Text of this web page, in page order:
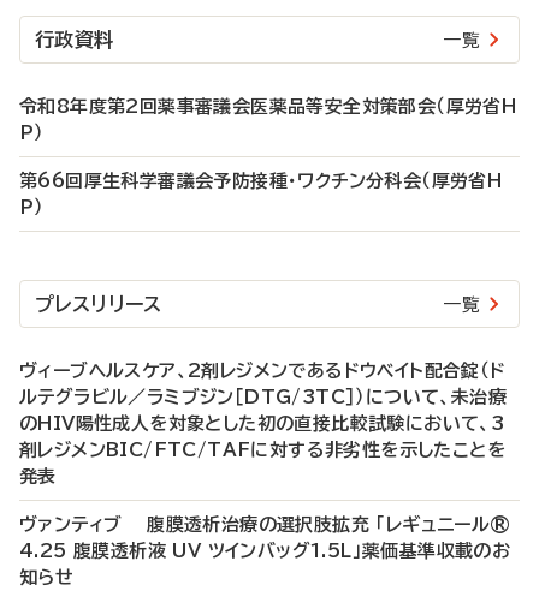
行政資料 一覧
令和8年度第2回薬事審議会医薬品等安全対策部会（厚労省H
P）
第66回厚生科学審議会予防接種・ワクチン分科会（厚労省H
P）
プレスリリース 一覧
ヴィーブヘルスケア、2剤レジメンであるドウベイト配合錠（ド
ルテグラビル／ラミブジン［DTG/3TC］）について、未治療
のHIV陽性成人を対象とした初の直接比較試験において、3
剤レジメンBIC/FTC/TAFに対する非劣性を示したことを
発表
ヴァンティブ 腹膜透析治療の選択肢拡充 「レギュニール®
4.25 腹膜透析液 UV ツインバッグ1.5L」薬価基準収載のお
知らせ